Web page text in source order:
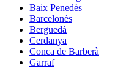
Baix Penedès
Barcelonès
Berguedà
Cerdanya
Conca de Barberà
Garraf